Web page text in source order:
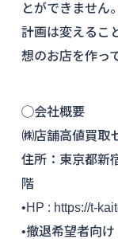
とができません
計画は変えるこ
想のお店を作っ
◯会社概要
㈱店舗高値買取
住所：東京都新
階
•HP : https://t-
•撤退希望者向